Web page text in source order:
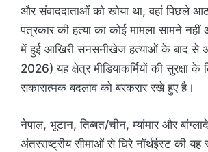
और संवाददाताओं को खोया था, वहां पिछले आठ
पत्रकार की हत्या का कोई मामला सामने
में हुई आखिरी सनसनीखेज हत्याओं के बाद से
2026) यह क्षेत्र मीडियाकर्मियों की सुरक्षा
सकारात्मक बदलाव को बरकरार रखे हुए है।
नेपाल, भूटान, तिब्बत/चीन, म्यांमार और
अंतरराष्ट्रीय सीमाओं से घिरे नॉर्थईस्ट की यह